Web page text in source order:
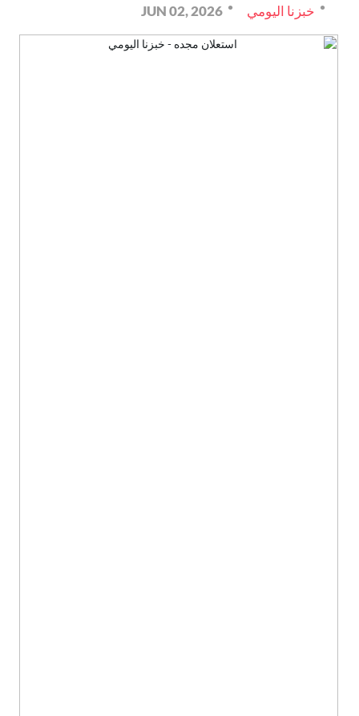
خبزنا اليومي JUN 02, 2026